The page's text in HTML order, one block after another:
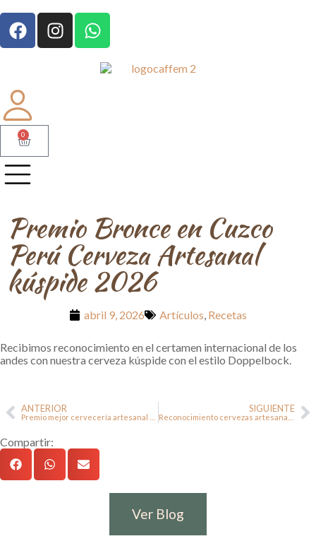
0
Premio Bronce en Cuzco
Perú Cerveza Artesanal
kúspide 2026
abril 9, 2026 Artículos, Recetas
Recibimos reconocimiento en el certamen internacional de los
andes con nuestra cerveza kúspide con el estilo Doppelbock.
ANTERIOR SIGUIENTE
Compartir:
Ver Blog